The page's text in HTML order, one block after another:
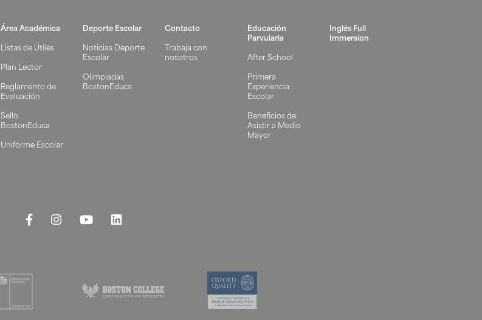
Área Académica
Listas de Útiles
Plan Lector
Reglamento de
Evaluación
Sello
BostonEduca
Uniforme Escolar
Deporte Escolar
Noticias Deporte
Escolar
Olimpiadas
BostonEduca
Contacto
Trabaja con
nosotros
Educación
Parvularia
After School
Primera
Experiencia
Escolar
Beneficios de
Asistir a Medio
Mayor
Inglés Full
Immersion